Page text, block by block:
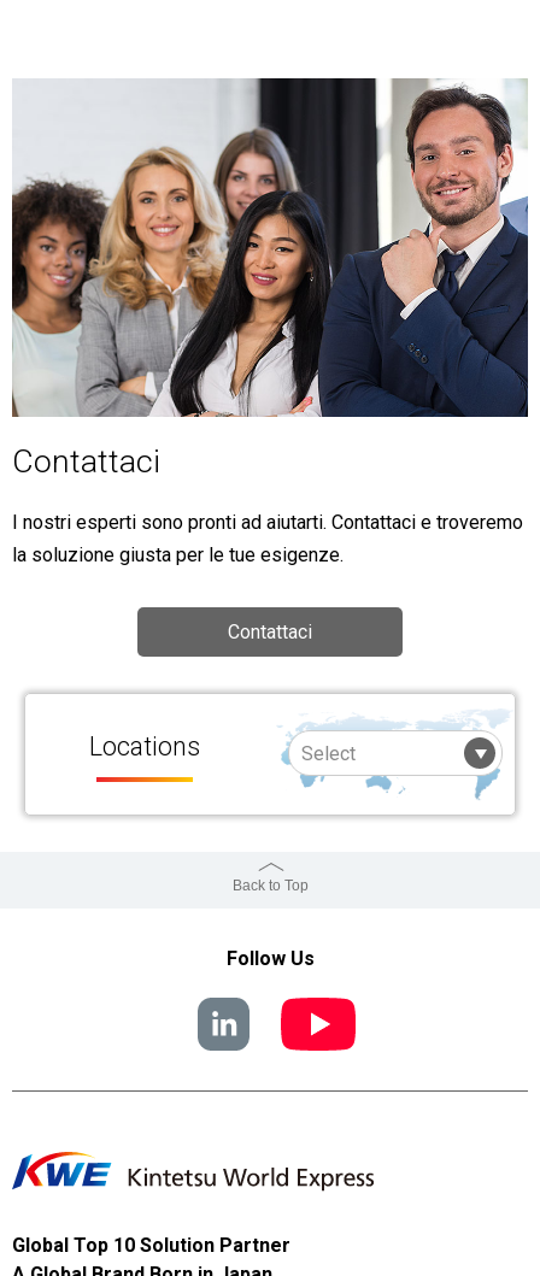
Contattaci
I nostri esperti sono pronti ad aiutarti. Contattaci e troveremo
la soluzione giusta per le tue esigenze.
Contattaci
Locations
Back to Top
Follow Us
Global Top 10 Solution Partner